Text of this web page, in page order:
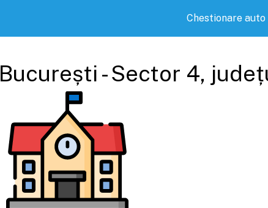
Chestionare auto
București - Sector 4,